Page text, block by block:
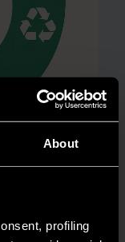
About
profiling
la tua